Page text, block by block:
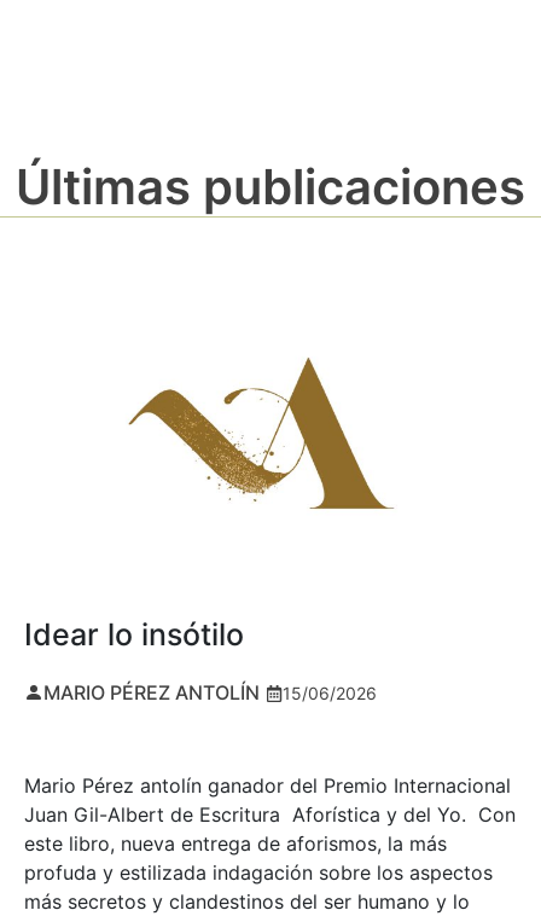
Últimas publicaciones
Idear lo insótilo
MARIO PÉREZ ANTOLÍN 15/06/2026
Mario Pérez antolín ganador del Premio Internacional
Juan Gil-Albert de Escritura Aforística y del Yo. Con
este libro, nueva entrega de aforismos, la más
profuda y estilizada indagación sobre los aspectos
más secretos y clandestinos del ser humano y lo